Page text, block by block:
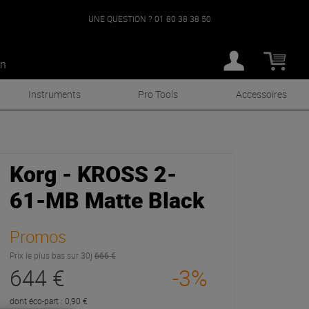
UNE QUESTION ? 01 80 38 38 50
Instruments Pro Tools Accessoires
Korg - KROSS 2-
61-MB Matte Black
Promos
Prix le plus bas sur 30j 666 €
644 € -3%
dont éco-part : 0,90 €